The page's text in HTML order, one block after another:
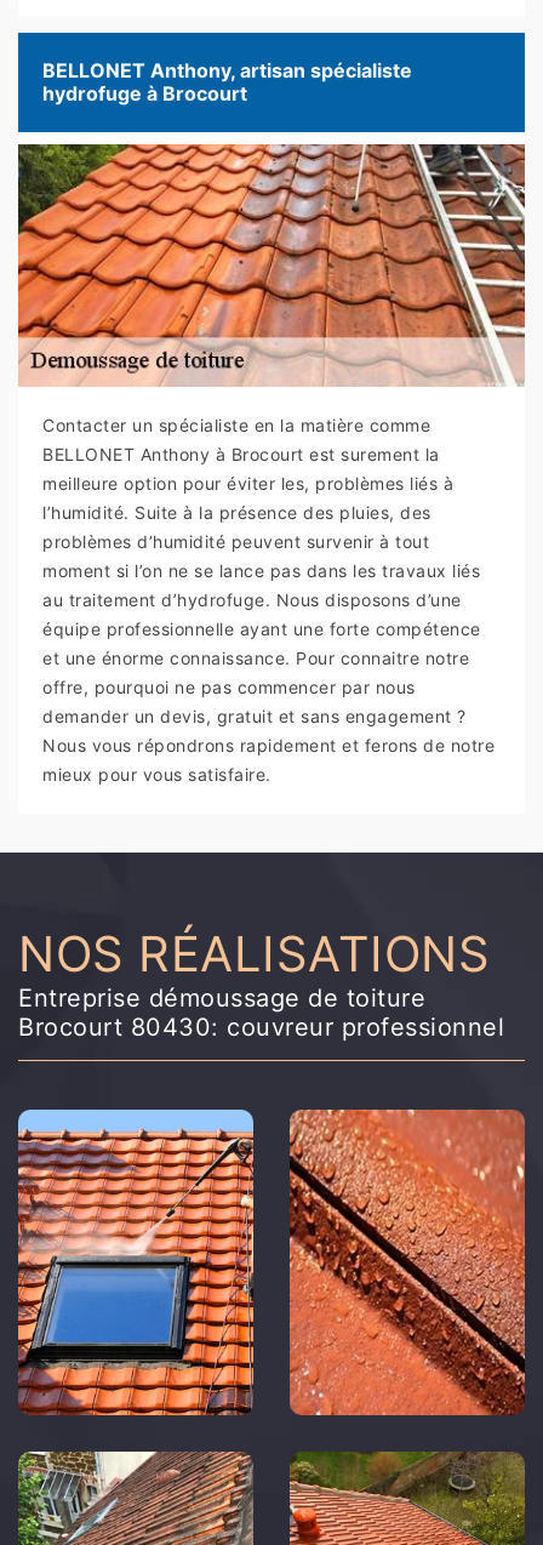
BELLONET Anthony, artisan spécialiste
hydrofuge à Brocourt
Contacter un spécialiste en la matière comme
BELLONET Anthony à Brocourt est surement la
meilleure option pour éviter les, problèmes liés à
l’humidité. Suite à la présence des pluies, des
problèmes d’humidité peuvent survenir à tout
moment si l’on ne se lance pas dans les travaux liés
au traitement d’hydrofuge. Nous disposons d’une
équipe professionnelle ayant une forte compétence
et une énorme connaissance. Pour connaitre notre
offre, pourquoi ne pas commencer par nous
demander un devis, gratuit et sans engagement ?
Nous vous répondrons rapidement et ferons de notre
mieux pour vous satisfaire.
NOS RÉALISATIONS
Entreprise démoussage de toiture
Brocourt 80430: couvreur professionnel